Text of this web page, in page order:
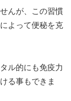
んが、この習慣
よって便秘を克
ル的にも免疫力
る事もできま